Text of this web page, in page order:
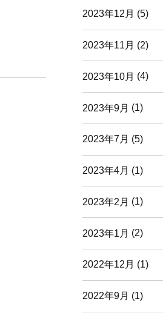
2023年12月 (5)
2023年11月 (2)
2023年10月 (4)
2023年9月 (1)
2023年7月 (5)
2023年4月 (1)
2023年2月 (1)
2023年1月 (2)
2022年12月 (1)
2022年9月 (1)